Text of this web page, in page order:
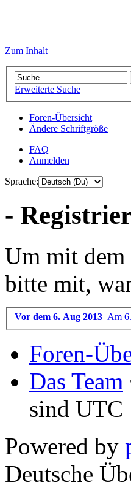
Zum Inhalt
Erweiterte Suche
Foren-Übersicht
Ändere Schriftgröße
FAQ
Anmelden
Sprache:
-
Um mit dem
bitte mit,
Vor dem 6. Aug 2013 Am
Foren-
Das Team
sind UTC
Powered by
Deutsche